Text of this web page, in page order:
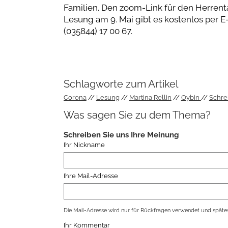
Familien. Den zoom-Link für den
Lesung am 9. Mai gibt es kostenlos per
(035844) 17 00 67.
Schlagworte zum Artikel
Corona Lesung Martina Rellin Oybin
Was sagen Sie zu dem Thema?
Schreiben Sie uns Ihre Meinung
Ihr Nickname
Ihre Mail-Adresse
Die Mail-Adresse wird nur für Rückfragen verwendet und
Ihr Kommentar